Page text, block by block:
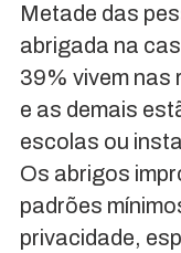
Metade das
abrigada na
39% vivem nas
e as demais
escolas ou
Os abrigos
padrões
privacidade,